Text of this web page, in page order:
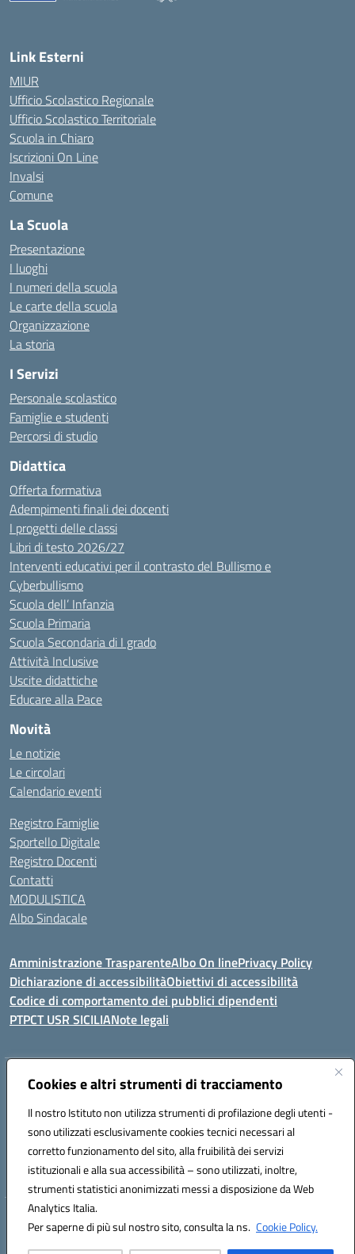
Cookies e altri strumenti di tracciamento
Il nostro Istituto non utilizza strumenti di profilazione degli utenti -
sono utilizzati esclusivamente cookies tecnici necessari al
corretto funzionamento del sito, alla fruibilità dei servizi
istituzionali e alla sua accessibilità – sono utilizzati, inoltre,
strumenti statistici anonimizzati messi a disposizione da Web
Analytics Italia.
Per saperne di più sul nostro sito, consulta la ns. Cookie Policy.
Link Esterni
MIUR
Ufficio Scolastico Regionale
Ufficio Scolastico Territoriale
Scuola in Chiaro
Iscrizioni On Line
Invalsi
Comune
La Scuola
Presentazione
I luoghi
I numeri della scuola
Le carte della scuola
Organizzazione
La storia
I Servizi
Personale scolastico
Famiglie e studenti
Percorsi di studio
Didattica
Offerta formativa
Adempimenti finali dei docenti
I progetti delle classi
Libri di testo 2026/27
Interventi educativi per il contrasto del Bullismo e
Cyberbullismo
Scuola dell’ Infanzia
Scuola Primaria
Scuola Secondaria di I grado
Attività Inclusive
Uscite didattiche
Educare alla Pace
Novità
Le notizie
Le circolari
Calendario eventi
Registro Famiglie
Sportello Digitale
Registro Docenti
Contatti
MODULISTICA
Albo Sindacale
Amministrazione TrasparenteAlbo On linePrivacy Policy
Dichiarazione di accessibilitàObiettivi di accessibilità
Codice di comportamento dei pubblici dipendenti
PTPCT USR SICILIANote legali
Indirizzo:Via Enrico Fermi, 4 - Cefalù
Posta elettronica certificata (PEC):PAIC8AJ008@pec.istruzione.it
Codice fiscale: 82000590826
Codice meccanografico: PAIC8AJ008
Hosting & Powered by 3D Solution S.r.l.
Concept & Design by Designers Italia